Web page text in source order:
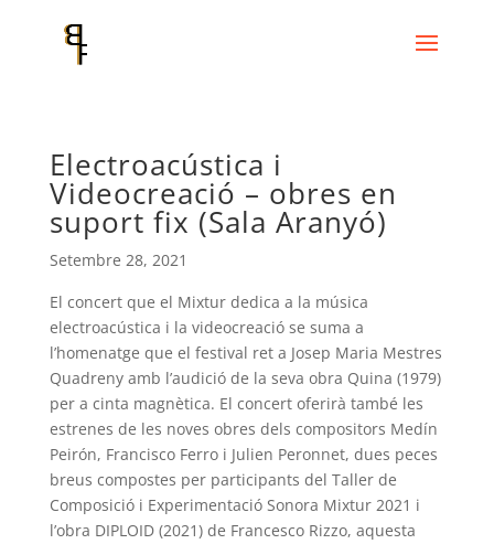
Electroacústica i
Videocreació – obres en
suport fix (Sala Aranyó)
Setembre 28, 2021
El concert que el Mixtur dedica a la música
electroacústica i la videocreació se suma a
l’homenatge que el festival ret a Josep Maria Mestres
Quadreny amb l’audició de la seva obra Quina (1979)
per a cinta magnètica. El concert oferirà també les
estrenes de les noves obres dels compositors Medín
Peirón, Francisco Ferro i Julien Peronnet, dues peces
breus compostes per participants del Taller de
Composició i Experimentació Sonora Mixtur 2021 i
l’obra DIPLOID (2021) de Francesco Rizzo, aquesta